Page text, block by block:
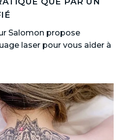
Salomon propose
laser pour vous aider à